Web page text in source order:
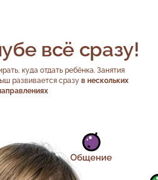
всё сразу!
куда отдать ребёнка. Занятия
развивается сразув нескольких
Общение